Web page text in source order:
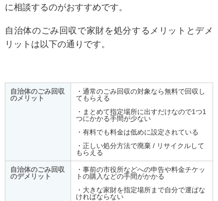
に相談するのがおすすめです。
自治体のごみ回収で家財を処分するメリットとデメ
リットは以下の通りです。
自治体のごみ回収
のメリット
・通常のごみ回収の対象なら無料で回収し
てもらえる
・まとめて指定場所に出すだけなので1つ1
つにかかる手間が少ない
・有料でも料金は低めに設定されている
・正しい処分方法で廃棄 / リサイクルして
もらえる
自治体のごみ回収
のデメリット
・事前の市役所などへの申告や料金チケッ
トの購入などの手間がかかる
・大きな家財を指定場所まで自分で運ばな
ければならない